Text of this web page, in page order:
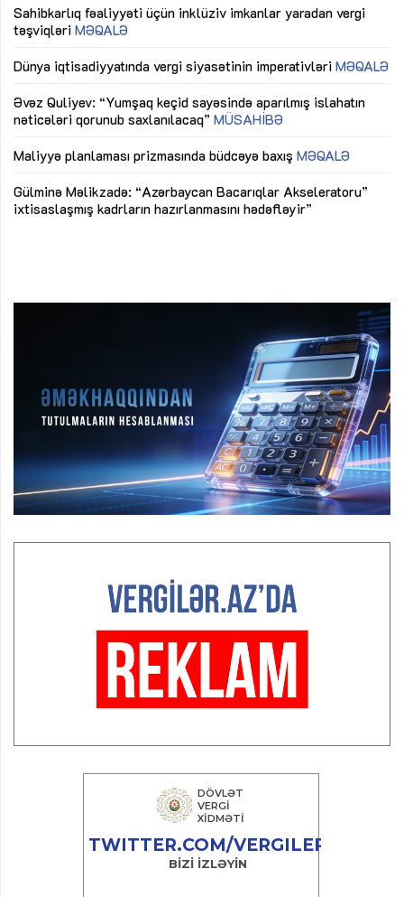
Sahibkarlıq fəaliyyəti üçün inklüziv imkanlar yaradan vergi
təşviqləri MƏQALƏ
Dünya iqtisadiyyatında vergi siyasətinin imperativləri MƏQALƏ
Əvəz Quliyev: “Yumşaq keçid sayəsində aparılmış islahatın
nəticələri qorunub saxlanılacaq” MÜSAHİBƏ
Maliyyə planlaması prizmasında büdcəyə baxış MƏQALƏ
Gülminə Məlikzadə: “Azərbaycan Bacarıqlar Akseleratoru”
ixtisaslaşmış kadrların hazırlanmasını hədəfləyir”